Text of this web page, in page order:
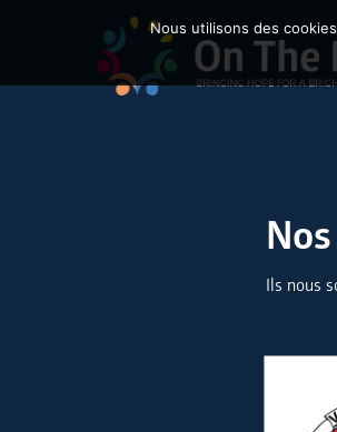
Ils nous
Nous utilisons des